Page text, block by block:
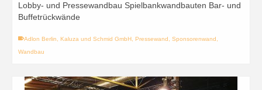
Lobby- und Pressewandbau Spielbankwandbauten Bar- und
Buffetrückwände
Adlon Berlin Kaluza und Schmid GmbH Pressewand Sponsorenwand
Wandbau